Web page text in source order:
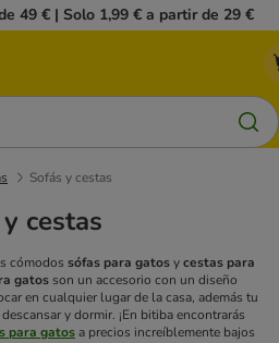
49 € | Solo 1,99 € a partir de 29 €
Sofás y cestas
cestas
cómodos sófas para gatosycestas para
gatos son un accesorio con un diseño
en cualquier lugar de la casa, además tu
y dormir. ¡En bitiba encontrarás
para gatosa precios increíblemente bajos